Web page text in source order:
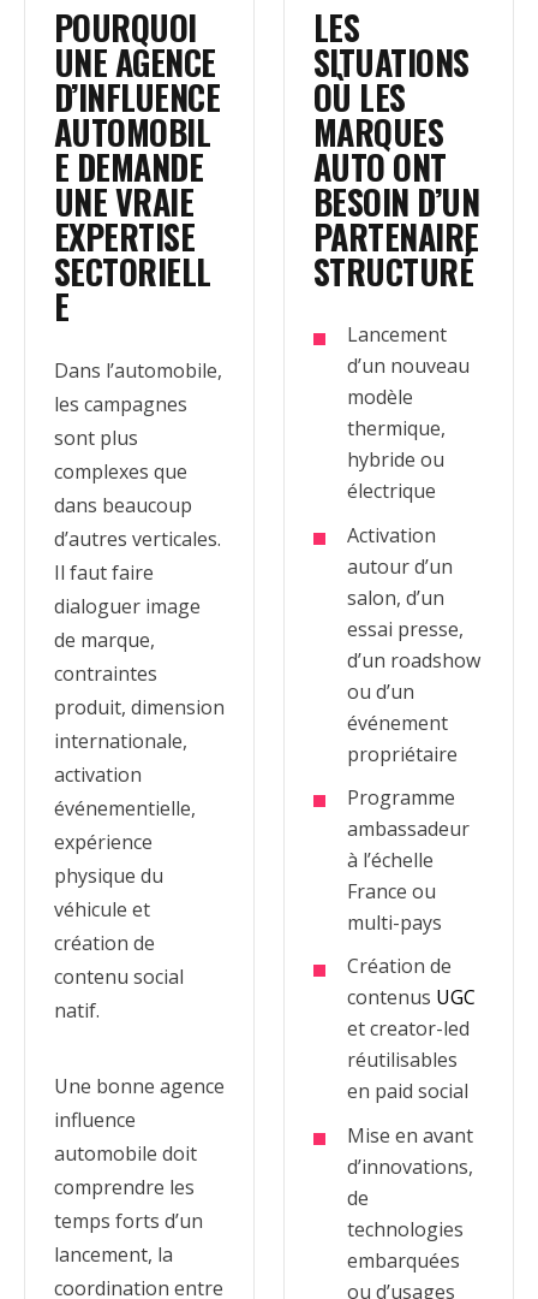
POURQUOI
UNE AGENCE
D’INFLUENCE
AUTOMOBIL
E DEMANDE
UNE VRAIE
EXPERTISE
SECTORIELL
E
Dans l’automobile,
les campagnes
sont plus
complexes que
dans beaucoup
d’autres verticales.
Il faut faire
dialoguer image
de marque,
contraintes
produit, dimension
internationale,
activation
événementielle,
expérience
physique du
véhicule et
création de
contenu social
natif.
Une bonne agence
influence
automobile doit
comprendre les
temps forts d’un
lancement, la
coordination entre
LES
SITUATIONS
OÙ LES
MARQUES
AUTO ONT
BESOIN D’UN
PARTENAIRE
STRUCTURÉ
Lancement
d’un nouveau
modèle
thermique,
hybride ou
électrique
Activation
autour d’un
salon, d’un
essai presse,
d’un roadshow
ou d’un
événement
propriétaire
Programme
ambassadeur
à l’échelle
France ou
multi-pays
Création de
contenus UGC
et creator-led
réutilisables
en paid social
Mise en avant
d’innovations,
de
technologies
embarquées
ou d’usages